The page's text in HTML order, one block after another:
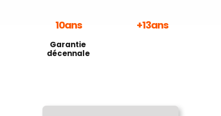
10ans
Garantie
décennale
+13ans